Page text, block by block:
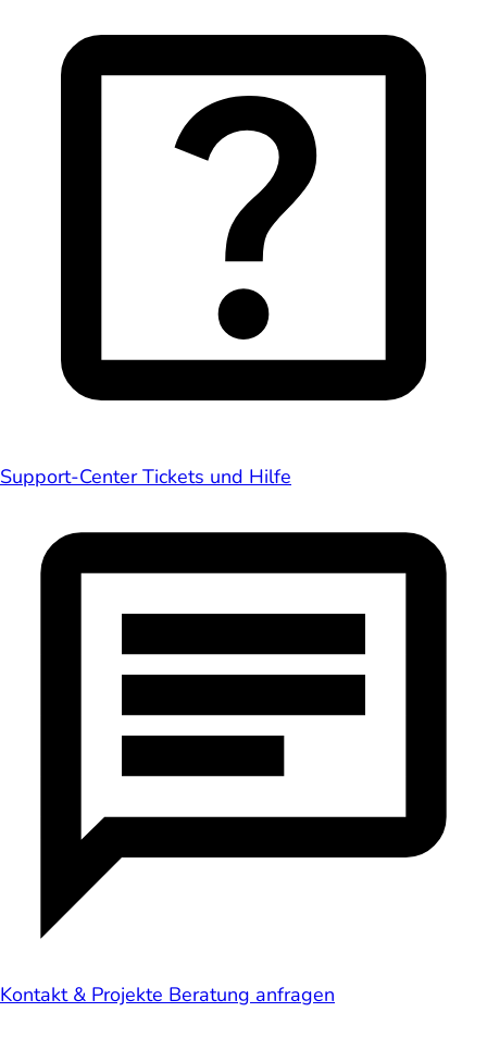
Support-Center Tickets und Hilfe
Kontakt & Projekte Beratung anfragen